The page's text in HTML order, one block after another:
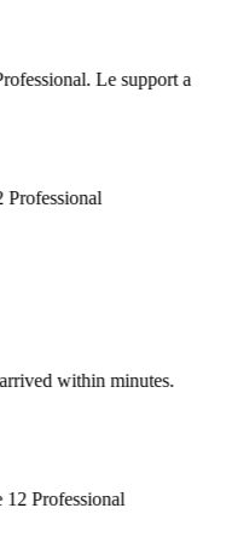
Le support a
within minutes.
Professional